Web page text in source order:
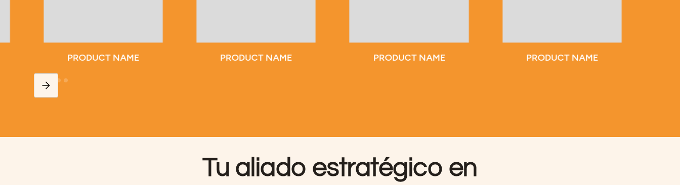
PRODUCT NAME PRODUCT NAME PRODUCT NAME PRODUCT NAME
Slide 2 of 5.
Tu aliado estratégico en